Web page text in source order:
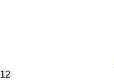
12